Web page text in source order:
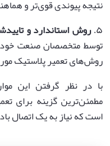
نتیجه پیوندی قوی‌تر و
۵. روش استاندارد و
توسط متخصصان صنعت
روش‌های تعمیر پلاستیک
با در نظر گرفتن این
مطمئن‌ترین گزینه برای
است که نیاز به یک اتصال